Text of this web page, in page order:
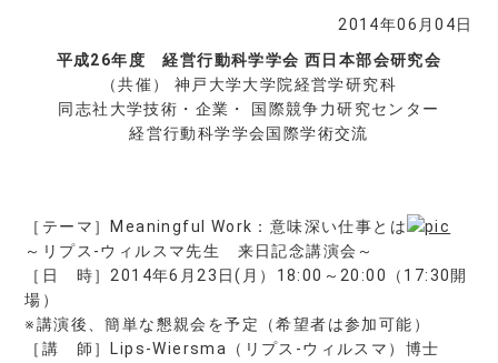
2014年06月04日
平成26年度 経営行動科学学会 西日本部会研究会
（共催） 神戸大学大学院経営学研究科
同志社大学技術・企業・ 国際競争力研究センター
経営行動科学学会国際学術交流
［テーマ］Meaningful Work：意味深い仕事とは
～リプス-ウィルスマ先生 来日記念講演会～
［日 時］2014年6月23日(月）18:00～20:00（17:30開
場）
※講演後、簡単な懇親会を予定（希望者は参加可能）
［講 師］Lips-Wiersma（リプス-ウィルスマ）博士